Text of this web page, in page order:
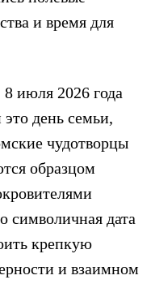
и время для
июля 2026 года
день семьи,
чудотворцы
образцом
символичная дата
крепкую
и взаимном